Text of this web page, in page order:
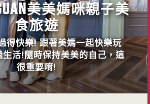
美美媽咪親子美
食旅遊
得快樂! 跟著美媽一起快樂玩
生活!隨時保持美美的自己，這
很重要唷!